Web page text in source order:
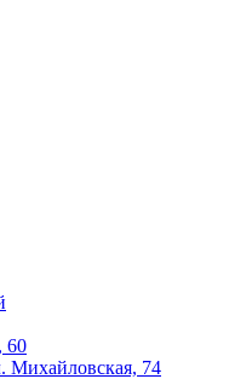
60
Михайловская, 74